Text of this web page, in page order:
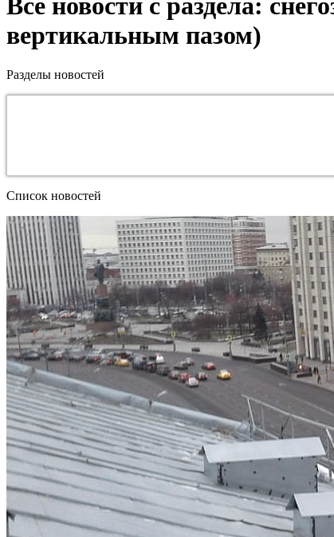
Все новости с раздела:
вертикальным пазом)
Разделы новостей
Список новостей